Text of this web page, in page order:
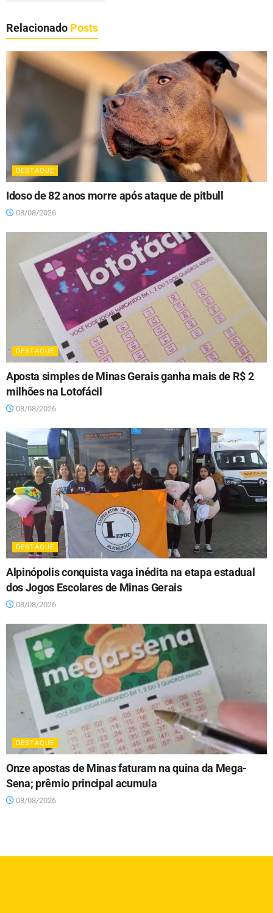
Relacionado Posts
DESTAQUE
Idoso de 82 anos morre após ataque de pitbull
08/08/2026
DESTAQUE
Aposta simples de Minas Gerais ganha mais de R$ 2
milhões na Lotofácil
08/08/2026
DESTAQUE
Alpinópolis conquista vaga inédita na etapa estadual
dos Jogos Escolares de Minas Gerais
08/08/2026
DESTAQUE
Onze apostas de Minas faturam na quina da Mega-
Sena; prêmio principal acumula
08/08/2026